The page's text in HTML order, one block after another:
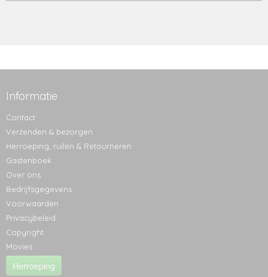
Informatie
Contact
Verzenden & bezorgen
Herroeping, ruilen & Retourneren
Gastenboek
Over ons
Bedrijfsgegevens
Voorwaarden
Privacybeleid
Copyright
Movies
Herroeping